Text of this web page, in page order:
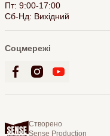
Пт: 9:00-17:00
Сб-Нд: Вихідний
Соцмережі
Створено
Sense Production